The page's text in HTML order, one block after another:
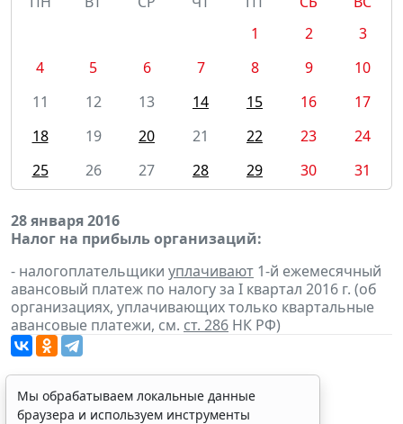
1
2
3
4
5 6 7 8 9
10
11
12 13 14 15 16
17
18
19 20 21 22 23
24
25
26 27 28 29 30 31
28 января 2016
Налог на прибыль организаций:
- налогоплательщики уплачивают 1-й ежемесячный
авансовый платеж по налогу за I квартал 2016 г. (об
организациях, уплачивающих только квартальные
авансовые платежи, см. ст. 286 НК РФ)
Мы обрабатываем локальные данные
браузера и используем инструменты